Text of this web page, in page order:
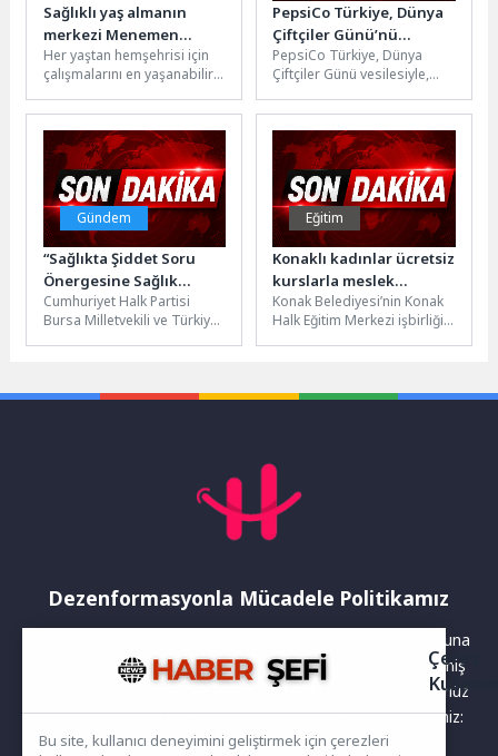
Sağlıklı yaş almanın
merkezi Menemen
olacak
Her yaştan hemşehrisi için
çalışmalarını en yaşanabilir
sürdüren Menemen
Belediyesi, ilçenin çınarları...
PepsiCo Türkiye, Dünya
Çiftçiler Günü’nü
Çiftçilerle Birlikte
Tarımın Geleceğini İnşa
Ederek Kutluyor
PepsiCo Türkiye, Dünya
Çiftçiler Günü vesilesiyle,
doğrultusunda tarladan
sofraya sürdürülebilir bir
değer zinciri...
Gündem
“Sağlıkta Şiddet Soru
Önergesine Sağlık
Bakanı Beş Aydır Yanıt
Vermedi !”
Cumhuriyet Halk Partisi
Bursa Milletvekili ve Türkiye
Eğitim
Konaklı kadınlar ücretsiz
kurslarla meslek
öğreniyor
Konak Belediyesi’nin Konak
Halk Eğitim Merkezi işbirliği
Dezenformasyonla Mücadele Politikamız
Yayınlanan haberler doğruluk ilkesi gözetilerek hazırlanır. Buna
rağmen bazı içeriklerde eksik, hatalı veya güncelliğini yitirmiş
bilgiler bulunabilir.Yanlış veya yanıltıcı olduğunu düşündüğünüz
haberleri aşağıdaki iletişim kanallarından bize bildirebilirsiniz:
Çerez
Bu site, kullanıcı deneyimini geliştirmek için çerezleri